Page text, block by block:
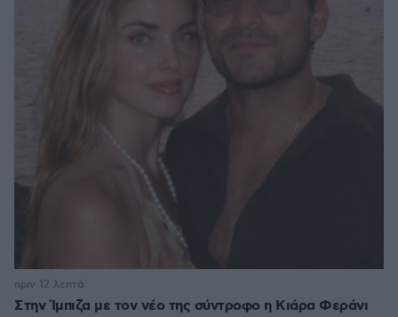
Στην Ίμπιζα με τον νέο της σύντροφο η Κιάρα Φεράνι
πριν 12 λεπτά